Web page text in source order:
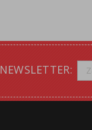
NEWSLETTER: